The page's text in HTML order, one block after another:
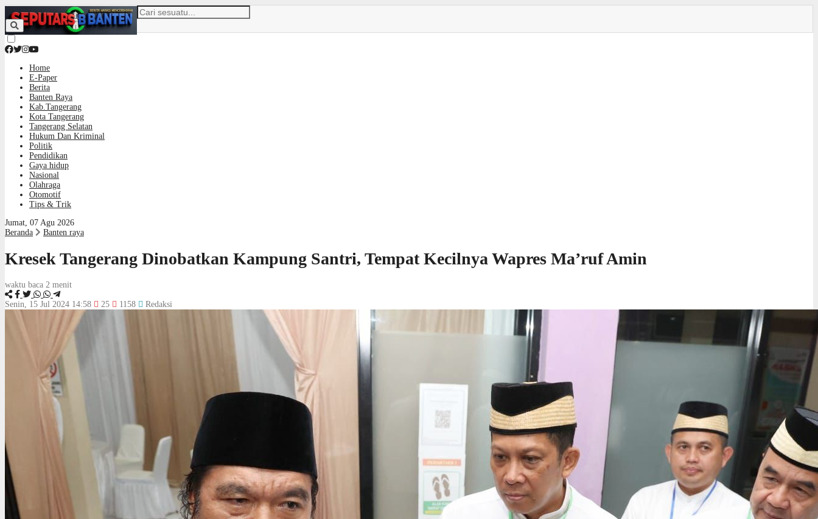
Home
E-Paper
Berita
Banten Raya
Kab.Tangerang
Kota Tangerang
Tangerang Selatan
Hukum Dan Kriminal
Politik
Pendidikan
Gaya hidup
Nasional
Olahraga
Otomotif
Tips & Trik
Jumat, 07 Agu 2026
Beranda
Banten raya
Kresek Tangerang Dinobatkan Kampung Santri, Tempat Kecilnya Wapres Ma’ruf Amin
waktu baca 2 menit
Senin, 15 Jul 2024 14:58 25 1158 Redaksi